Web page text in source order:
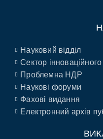
Науковий відділ
Сектор
Проблемна НДР
Наукові форуми
Фахові видання
Електронний архів